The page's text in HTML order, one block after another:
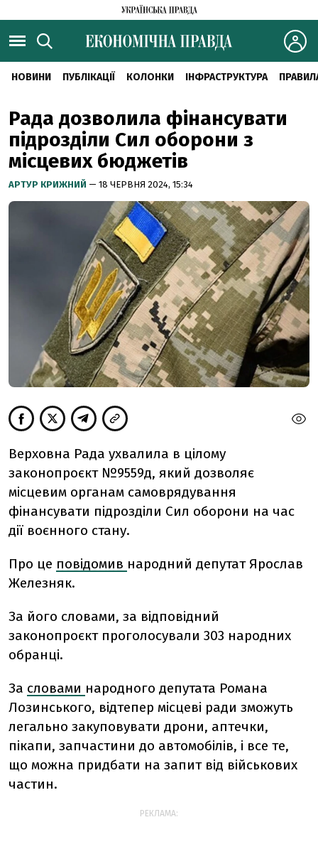
НОВИНИ ПУБЛІКАЦІЇ КОЛОНКИ ІНФРАСТРУКТУРА
Рада дозволила фінансувати
підрозділи Сил оборони з
місцевих бюджетів
АРТУР КРИЖНИЙ — 18 ЧЕРВНЯ 2024, 15:34
Верховна Рада ухвалила в цілому
законопроєкт №9559д, який дозволяє
місцевим органам самоврядування
фінансувати підрозділи Сил оборони на час
дії воєнного стану.
Про це повідомив народний депутат Ярослав
Железняк.
За його словами, за відповідний
законопроєкт проголосували 303 народних
обранці.
За словами народного депутата Романа
Лозинського, відтепер місцеві ради зможуть
легально закуповувати дрони, аптечки,
пікапи, запчастини до автомобілів, і все те,
що можна придбати на запит від військових
частин.
РЕКЛАМА: